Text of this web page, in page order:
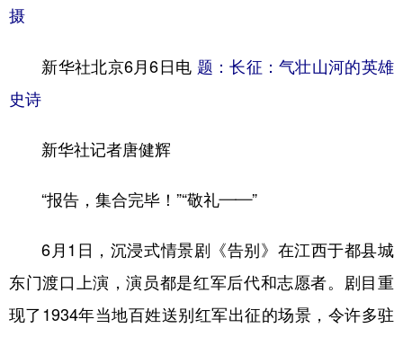
文化产业
辽宁 吉林 上海
浙江 安徽 福建 江西
山东 河南 湖北 湖南
广东 广西 海南 重庆
摄
新华社北京6月6日电 题：长征：气壮山河的英雄
史诗
新华社记者唐健辉
“报告，集合完毕！”“敬礼——”
6月1日，沉浸式情景剧《告别》在江西于都县城
东门渡口上演，演员都是红军后代和志愿者。剧目重
现了1934年当地百姓送别红军出征的场景，令许多驻